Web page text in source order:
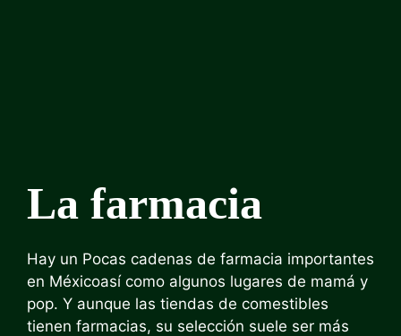
La farmacia
Hay un Pocas cadenas de farmacia importantes
en Méxicoasí como algunos lugares de mamá y
pop. Y aunque las tiendas de comestibles
tienen farmacias, su selección suele ser más